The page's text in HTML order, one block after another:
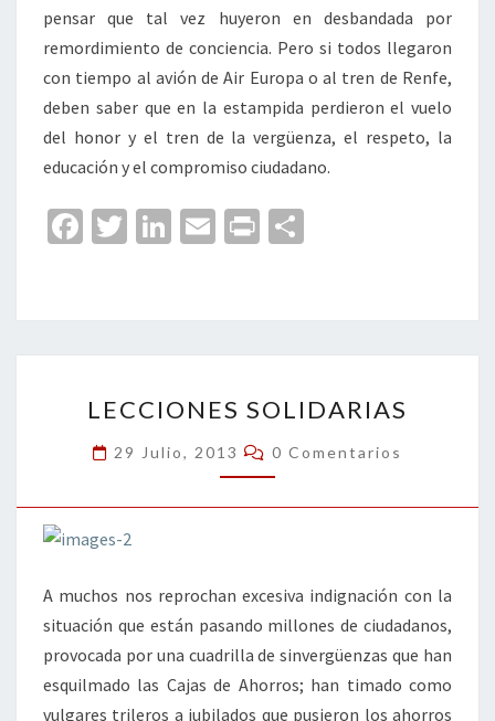
pensar que tal vez huyeron en desbandada por
remordimiento de conciencia. Pero si todos llegaron
con tiempo al avión de Air Europa o al tren de Renfe,
deben saber que en la estampida perdieron el vuelo
del honor y el tren de la vergüenza, el respeto, la
educación y el compromiso ciudadano.
Fa
o
o
k
T
er
Li
dI
n
E
l
Pr
p
ar
tir
SOLIDARIAS
LECCIONES SOLIDARIAS
29 Julio, 2013 Comentarios
0 Comentarios
A muchos nos reprochan excesiva indignación con la
situación que están pasando millones de ciudadanos,
provocada por una cuadrilla de sinvergüenzas que han
esquilmado las Cajas de Ahorros; han timado como
vulgares trileros a jubilados que pusieron los ahorros